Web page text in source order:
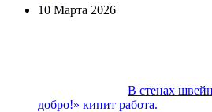
10 Марта 2026
В стенах
добро!» кипит работа.